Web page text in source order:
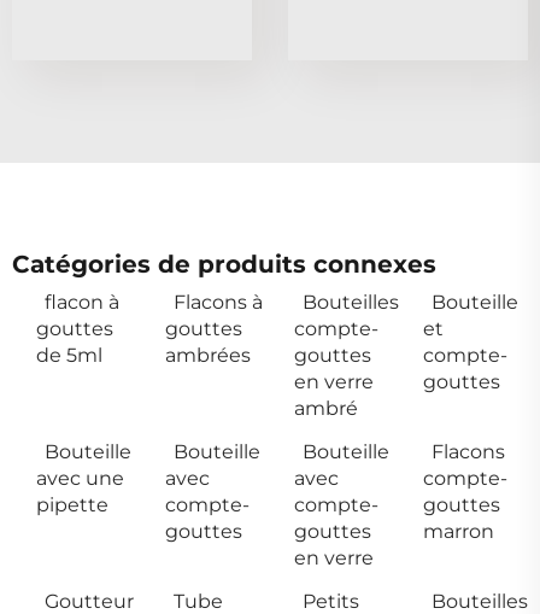
Catégories de produits connexes
flacon à
gouttes
de 5ml
Flacons à
gouttes
ambrées
Bouteilles
compte-
gouttes
en verre
ambré
Bouteille
et
compte-
gouttes
Bouteille
avec une
pipette
Bouteille
avec
compte-
gouttes
Bouteille
avec
compte-
gouttes
en verre
Flacons
compte-
gouttes
marron
Goutteur
Tube
Petits
Bouteilles